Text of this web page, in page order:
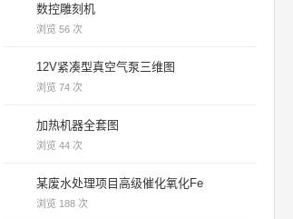
数控雕刻机
浏览 56 次
12V紧凑型真空气泵三维图
浏览 74 次
加热机器全套图
浏览 44 次
某废水处理项目高级催化氧化Fe
浏览 188 次